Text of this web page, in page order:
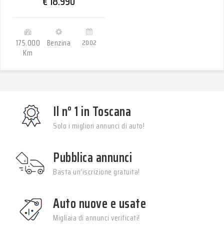
175.000
Km
Benzina 2002
Il n° 1 in Toscana
Solo i migliori annunci di auto!
Pubblica annunci
Basta un’iscrizione gratuita!
Auto nuove e usate
Migliaia di annunci verificati!